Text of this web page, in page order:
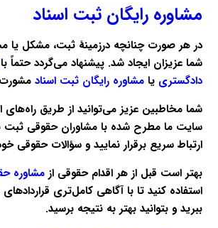
مشاوره رایگان ثبت اسناد
در هر صورت چنانچه درزمینهٔ ثبت، مشکل یا
شما عزیزان ایجاد شد. پیشنهاد می‌گردد حتماً
دادگستری یا مشاوره رایگان ثبت اسناد مشورت
شما مخاطبین عزیز می‌توانید از طریق راه‌های
سایت ما مطرح شده با مشاوران حقوقی ثبت
ارتباط سریع برقرار نمایید و سؤالات حقوقی
بهتر است قبل از هر اقدام حقوقی از مشاوره
استفاده کنید تا با آگاهی کامل‌تری
ببرید و بتوانید بهتر به نتیجه برسید.